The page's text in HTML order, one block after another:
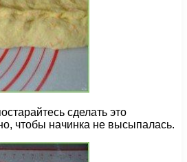
сделать это
чтобы начинка не высыпалась.